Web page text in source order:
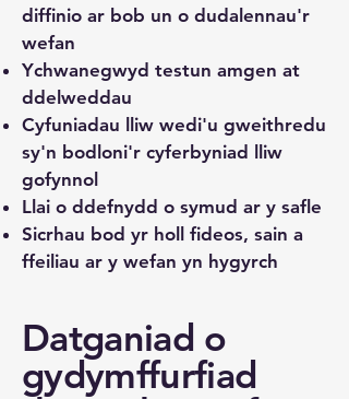
diffinio ar bob un o dudalennau'r
wefan
Ychwanegwyd testun amgen at
ddelweddau
Cyfuniadau lliw wedi'u gweithredu
sy'n bodloni'r cyferbyniad lliw
gofynnol
Llai o ddefnydd o symud ar y safle
Sicrhau bod yr holl fideos, sain a
ffeiliau ar y wefan yn hygyrch
Datganiad o
gydymffurfiad